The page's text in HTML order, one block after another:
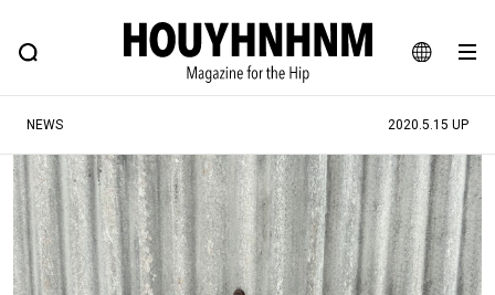
JA
EN
FEATURE BLOG SNAP
ヒップなファッション、カルチャー、ライフスタイルWEBマガジン
#注目のタグ
#SHOPPING ADDICT #憧れの逸品
#MONTHLY JOURNAL #ESSENTIAL DESIGNS
NEWS 2020.5.15 UP